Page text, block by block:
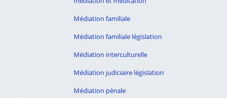
Médiation familiale
Médiation familiale législation
Médiation interculturelle
Médiation judiciaire législation
Médiation pénale